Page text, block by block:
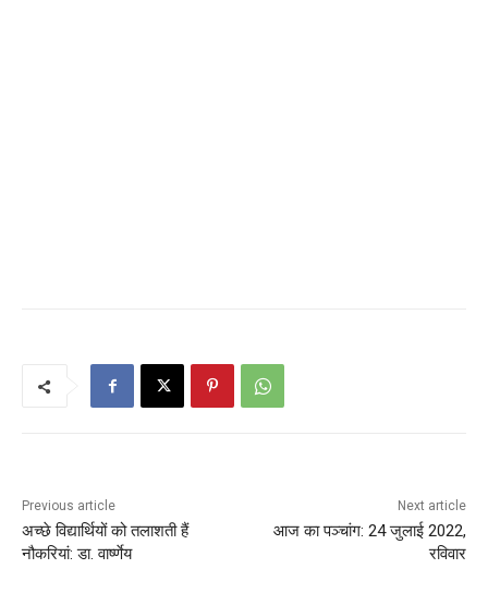
Previous article
अच्छे विद्यार्थियों को तलाशती हैं
नौकरियां: डा. वार्ष्णेय
Next article
आज का पञ्चांग: 24 जुलाई 2022,
रविवार